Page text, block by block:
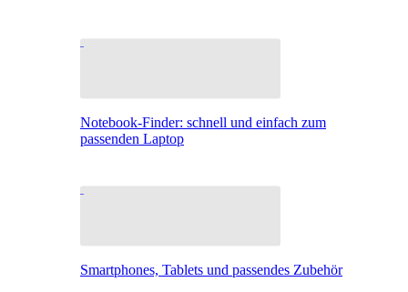
Notebook-Finder: schnell und einfach zum
passenden Laptop
Smartphones, Tablets und passendes Zubehör